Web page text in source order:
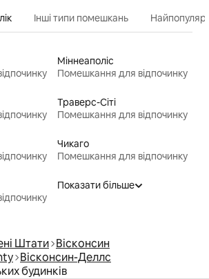
Інші типи помешкань
Міннеаполіс
Помешкання для відпочинку
Траверс-Сіті
Помешкання для відпочинку
Чикаго
Помешкання для відпочинку
Показати більше
Штати Вісконсин
Вісконсин-Деллс
будинків